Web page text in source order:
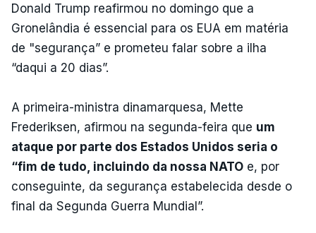
Donald Trump reafirmou no domingo que a
Gronelândia é essencial para os EUA em matéria
de "segurança” e prometeu falar sobre a ilha
“daqui a 20 dias”.
A primeira-ministra dinamarquesa, Mette
Frederiksen, afirmou na segunda-feira que um
ataque por parte dos Estados Unidos seria o
“fim de tudo, incluindo da nossa NATO e, por
conseguinte, da segurança estabelecida desde o
final da Segunda Guerra Mundial”.